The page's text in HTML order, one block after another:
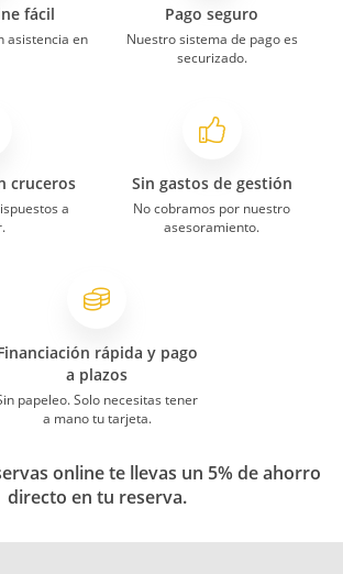
fácil
asistencia en
Pago seguro
Nuestro sistema de pago es
securizado.
cruceros
a
Sin gastos de gestión
No cobramos por nuestro
asesoramiento.
rápida y pago
a plazos
papeleo. Solo necesitas tener
a mano tu tarjeta.
online te llevas un 5% de ahorro
directo en tu reserva.